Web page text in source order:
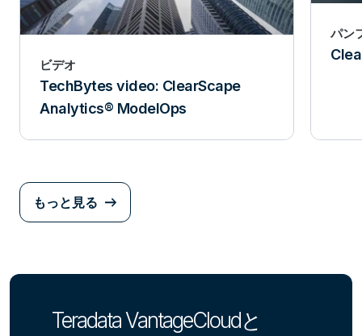
ビデオ
TechBytes video: ClearScape
Analytics® ModelOps
パン
もっと見る
Teradata VantageCloudと